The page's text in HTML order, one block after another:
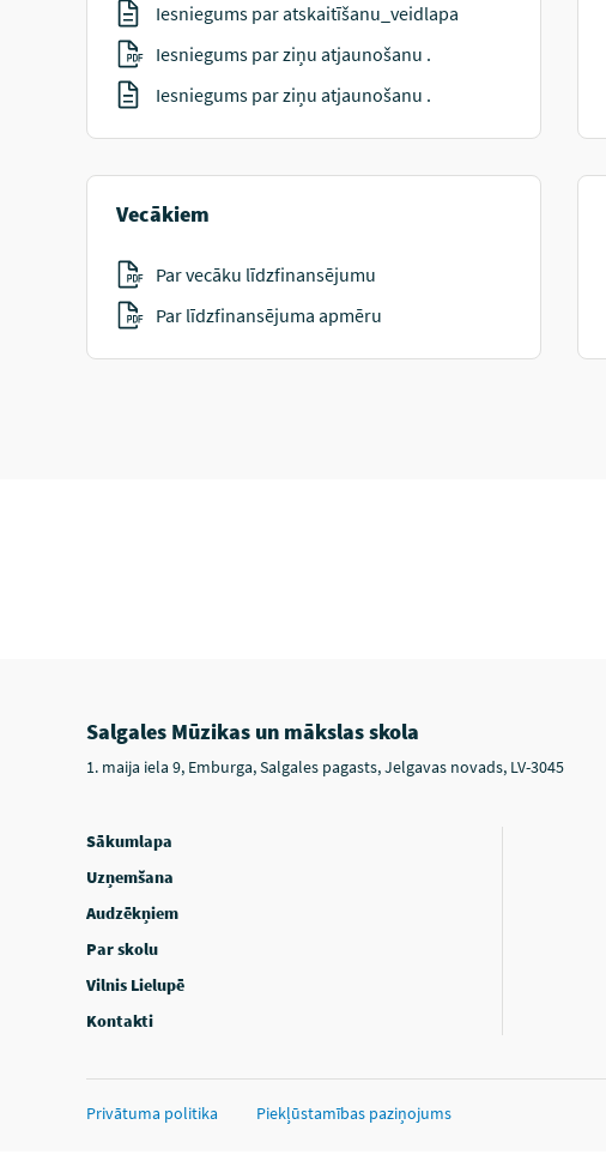
Iesniegums par atskaitīšanu_veidlapa
Iesniegums par ziņu atjaunošanu .
Iesniegums par ziņu atjaunošanu .
Vecākiem
Par vecāku līdzfinansējumu
Par līdzfinansējuma apmēru
Salgales Mūzikas un mākslas skola
1. maija iela 9, Emburga, Salgales pagasts, Jelgavas novads, LV-3045
Sākumlapa
Uzņemšana
Audzēkņiem
Par skolu
Vilnis Lielupē
Kontakti
Privātuma politika Piekļūstamības paziņojums